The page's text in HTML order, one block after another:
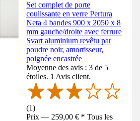
Set complet de porte
coulissante en verre Pertura
Neta 4 bandes 900 x 2050 x 8
mm gauche/droite avec ferrure
Svart aluminium revêtu par
poudre noir, amortisseur,
poignée encastrée
Moyenne des avis : 3 de 5
étoiles. 1 Avis client.
(1)
Prix — 259,00 € * Tous les